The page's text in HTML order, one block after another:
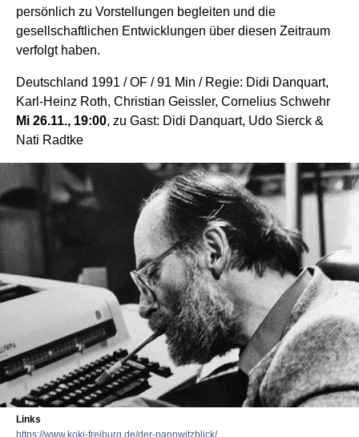
persönlich zu Vorstellungen begleiten und die
gesellschaftlichen Entwicklungen über diesen Zeitraum
verfolgt haben.
Deutschland 1991 / OF / 91 Min / Regie: Didi Danquart,
Karl-Heinz Roth, Christian Geissler, Cornelius Schwehr
Mi 26.11., 19:00, zu Gast: Didi Danquart, Udo Sierck &
Nati Radtke
Links